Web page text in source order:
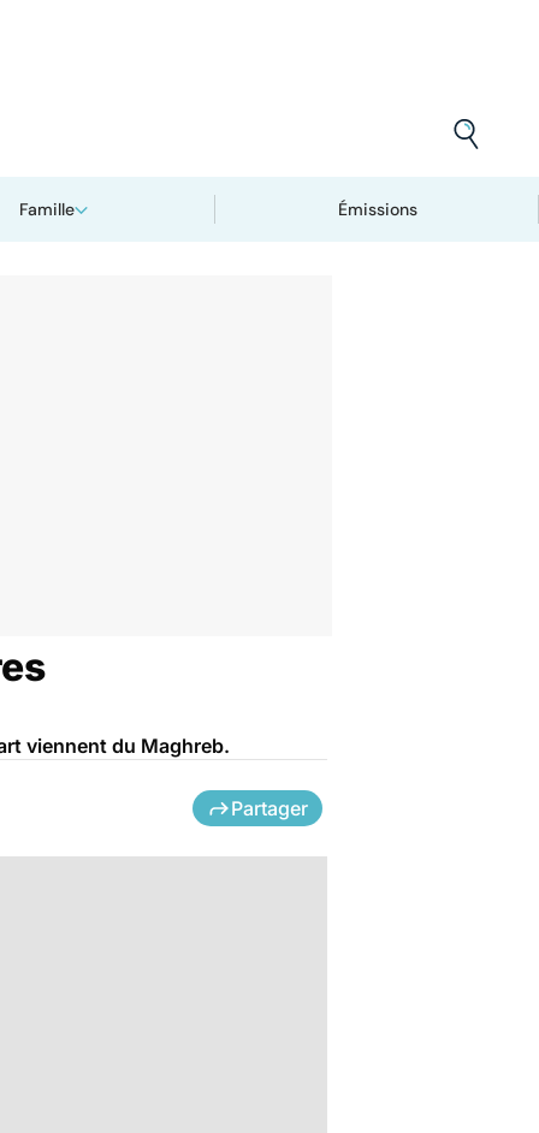
Famille Émissions
viennent du Maghreb.
Partager